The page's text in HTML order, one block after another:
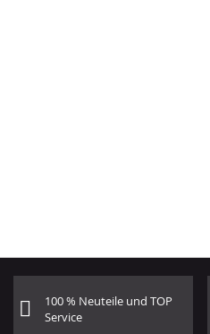
100 % Neuteile und TOP
Service